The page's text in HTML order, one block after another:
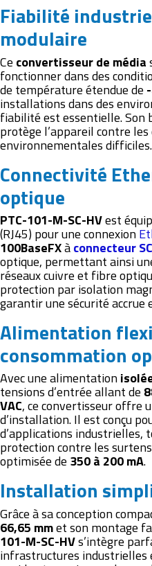
Fiabilité
modulaire
Ce convertisseur de média
fonctionner dans des
de température étendue de
installations dans des
fiabilité est essentielle.
protège l’appareil contre
environnementales difficiles.
Connectivité
optique
PTC-101-M-SC-HVest
(RJ45) pour une connexion
100BaseFXàconnecteur
optique, permettant ainsi
réseaux cuivre et fibre
protection par isolation
garantir une sécurité
Alimentation
consommation
Avec une alimentation
tensions d’entrée allant de
VAC, ce convertisseur offre
d’installation. Il est conçu
d’applications industrielles,
protection contre les
optimisée de 350 à 200 mA.
Installation
Grâce à sa conception
66,65 mmet son montage
101-M-SC-HVs’intègre
infrastructures industrielles